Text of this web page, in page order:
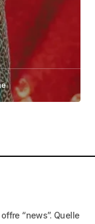
“news”. Quelle